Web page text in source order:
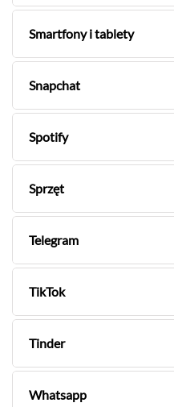
Smartfony i tablety
Snapchat
Spotify
Sprzęt
Telegram
TikTok
Tinder
Whatsapp